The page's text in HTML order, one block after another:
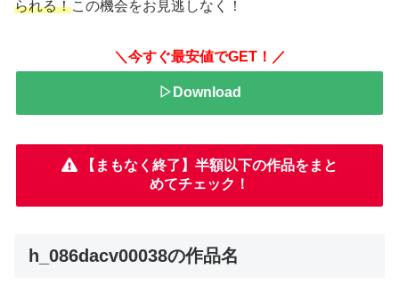
られる！この機会をお見逃しなく！
＼今すぐ最安値でGET！／
▷Download
【まもなく終了】半額以下の作品をまと
めてチェック！
h_086dacv00038の作品名